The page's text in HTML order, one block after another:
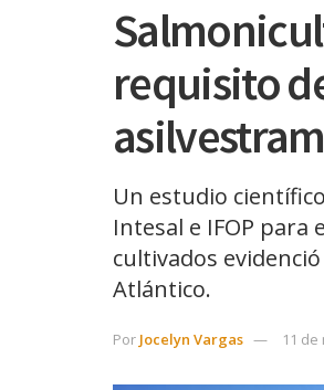
requisito
Un estudio
Intesal e IFOP
cultivados
Atlántico.
Por Jocelyn Vargas 11 de